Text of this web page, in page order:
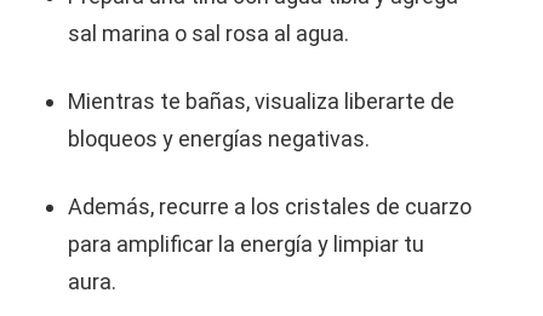
sal marina o sal rosa al agua.
Mientras te bañas, visualiza liberarte de
bloqueos y energías negativas.
Además, recurre a los cristales de cuarzo
para amplificar la energía y limpiar tu
aura.